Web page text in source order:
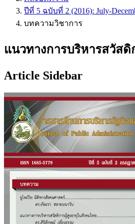
ปีที่ 5 ฉบับที่ 2 (2016): July-
บทความวิชาการ
แนวทางการบริหารสวัส
Article Sidebar